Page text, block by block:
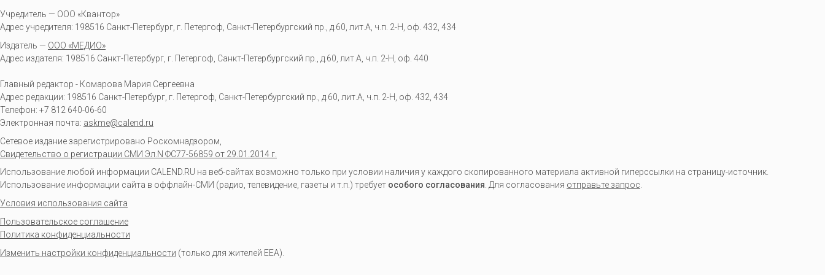
Учредитель — ООО «Квантор»
Адрес учредителя: 198516 Санкт-Петербург, г. Петергоф, Санкт-Петербургский пр., д.60, лит.А, ч.п. 2-Н, оф. 432, 434
Издатель — ООО «МЕДИО»
Адрес издателя: 198516 Санкт-Петербург, г. Петергоф, Санкт-Петербургский пр., д.60, лит.А, ч.п. 2-Н, оф. 440
Главный редактор - Комарова Мария Сергеевна
Адрес редакции: 198516 Санкт-Петербург, г. Петергоф Санкт-Петербургский пр., д.60, лит.А, ч.п. 2-Н, оф. 432, 434
Телефон: +7 812 640-06-60
Электронная почта: askme@calend.ru
Сетевое издание зарегистрировано Роскомнадзором,
Свидетельство о регистрации СМИ Эл.N ФС77-56859 от 29.01.2014 г.
Использование любой информации CALEND.RU на веб-сайтах возможно только при условии наличия у каждого скопированного материала активной гиперссылки на страницу-источник.
Использование информации сайта в оффлайн-СМИ (радио, телевидение, газеты и т.п.) требует особого согласования. Для согласования отправьте запрос.
Условия использования сайта
Пользовательское соглашение
Политика конфиденциальности
Изменить настройки конфиденциальности (только для жителей EEA).